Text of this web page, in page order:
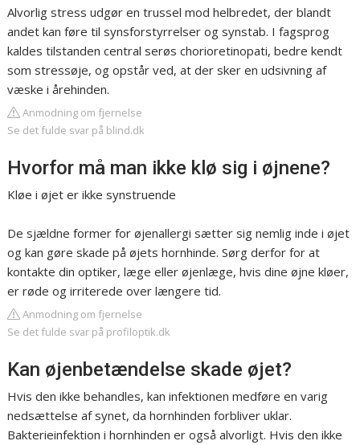
Alvorlig stress udgør en trussel mod helbredet, der blandt
andet kan føre til synsforstyrrelser og synstab. I fagsprog
kaldes tilstanden central serøs chorioretinopati, bedre kendt
som stressøje, og opstår ved, at der sker en udsivning af
væske i årehinden.
Anmodning om fjernelse
Se det fulde svar på blind.dk
Hvorfor må man ikke klø sig i øjnene?
Kløe i øjet er ikke synstruende
De sjældne former for øjenallergi sætter sig nemlig inde i øjet
og kan gøre skade på øjets hornhinde. Sørg derfor for at
kontakte din optiker, læge eller øjenlæge, hvis dine øjne kløer,
er røde og irriterede over længere tid.
Anmodning om fjernelse
Se det fulde svar på profiloptik.dk
Kan øjenbetændelse skade øjet?
Hvis den ikke behandles, kan infektionen medføre en varig
nedsættelse af synet, da hornhinden forbliver uklar.
Bakterieinfektion i hornhinden er også alvorligt. Hvis den ikke